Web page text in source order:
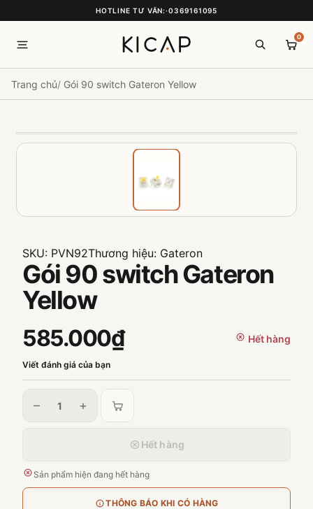
HOTLINE TƯ VẤN:·0369161095
0
Trang chủ Gói 90 switch Gateron Yellow
Gói 90 switch Gateron
Yellow
SKU: PVN92Thương hiệu: Gateron
585.000₫ Hết hàng
Viết đánh giá của bạn
– +
Hết hàng
Sản phẩm hiện đang hết hàng
THÔNG BÁO KHI CÓ HÀNG